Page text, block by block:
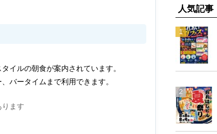
イルの朝食が案内されています。
バータイムまで利用できます。
ます
人気記事